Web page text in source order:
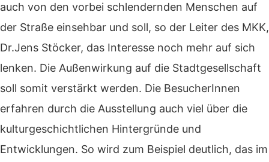
auch von den vorbei schlendernden Menschen auf
der Straße einsehbar und soll, so der Leiter des MKK,
Dr.Jens Stöcker, das Interesse noch mehr auf sich
lenken. Die Außenwirkung auf die Stadtgesellschaft
soll somit verstärkt werden. Die BesucherInnen
erfahren durch die Ausstellung auch viel über die
kulturgeschichtlichen Hintergründe und
Entwicklungen. So wird zum Beispiel deutlich, das im